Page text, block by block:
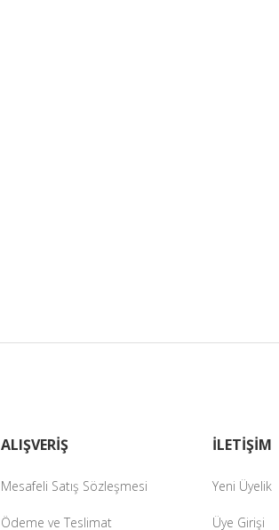
ALIŞVERİŞ
Mesafeli Satış Sözleşmesi
Ödeme ve Teslimat
İLETİŞİM
Yeni Üyelik
Üye Girişi